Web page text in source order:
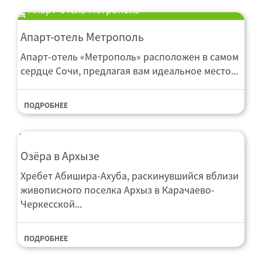
Апарт-отель Метрополь
Апарт-отель Метрополь
Апарт-отель «Метрополь» расположен в самом
сердце Сочи, предлагая вам идеальное место...
ПОДРОБНЕЕ
Озёра в Архызе
Хребет Абишира-Ахуба, раскинувшийся вблизи
живописного поселка Архыз в Карачаево-
Черкесской...
ПОДРОБНЕЕ